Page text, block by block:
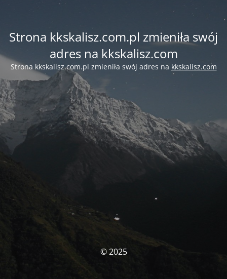
Strona kkskalisz.com.pl zmieniła swój
adres na kkskalisz.com
Strona kkskalisz.com.pl zmieniła swój adres na kkskalisz.com
© 2025